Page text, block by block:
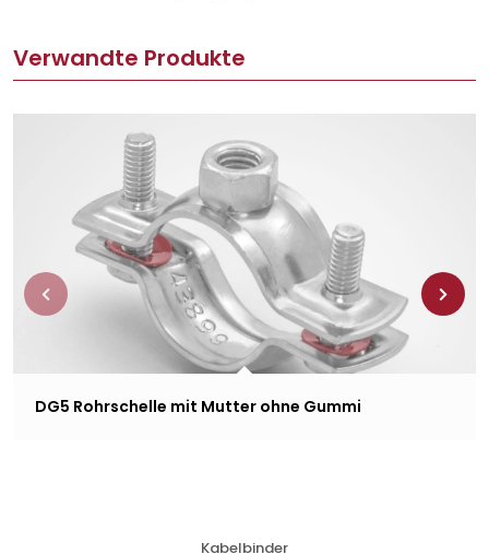
Kabelbinder
Verwandte Produkte
DG5 Rohrschelle mit Mutter ohne Gummi